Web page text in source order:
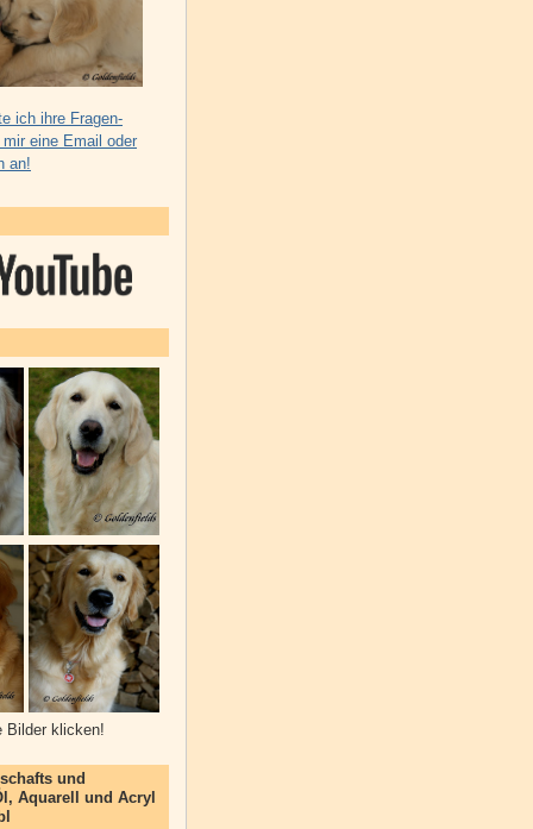
ich ihre Fragen-
eine Email oder
an!
Bilder klicken!
und
Aquarell und Acryl